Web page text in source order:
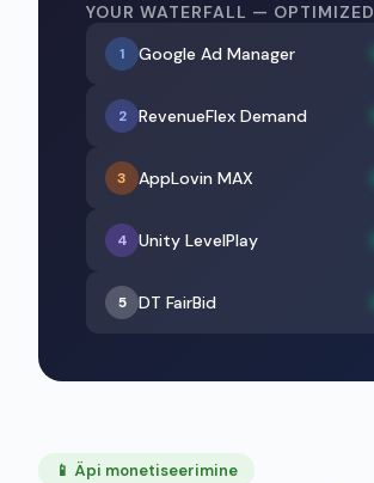
📱 Äpi monetiseerimine
YOUR WATERFALL — OPTIMIZED
1 Google Ad Manager
2 RevenueFlex Demand
3 AppLovin MAX
4 Unity LevelPlay
5 DT FairBid